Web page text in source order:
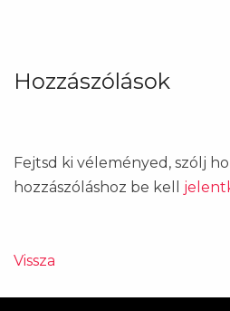
Hozzászólások
Fejtsd ki véleményed, szólj
hozzászóláshoz be kell
Vissza